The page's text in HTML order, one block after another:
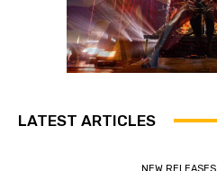
LATEST ARTICLES